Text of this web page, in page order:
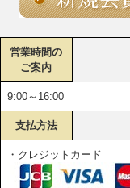
営業時間の
ご案内
9:00～16:00
支払方法
・クレジットカード